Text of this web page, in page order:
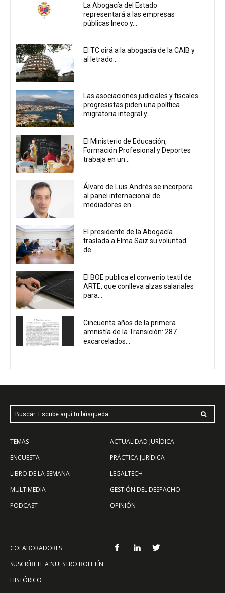
La Abogacía del Estado
representará a las empresas
públicas Ineco y...
El TC oirá a la abogacía de la CAIB y
al letrado...
Las asociaciones judiciales y fiscales
progresistas piden una política
migratoria integral y...
El Ministerio de Educación,
Formación Profesional y Deportes
trabaja en un...
Álvaro de Luis Andrés se incorpora
al panel internacional de
mediadores en...
El presidente de la Abogacía
traslada a Elma Saiz su voluntad
de...
El BOE publica el convenio textil de
ARTE, que conlleva alzas salariales
para...
Cincuenta años de la primera
amnistía de la Transición: 287
excarcelados...
Buscar: Escribe aquí tu búsqueda
TEMAS
ENCUESTA
LIBRO DE LA SEMANA
MULTIMEDIA
PODCAST
ACTUALIDAD JURÍDICA
PRÁCTICA JURÍDICA
LEGALTECH
GESTIÓN DEL DESPACHO
OPINIÓN
COLABORADORES
SUSCRÍBETE A NUESTRO BOLETÍN
HISTÓRICO